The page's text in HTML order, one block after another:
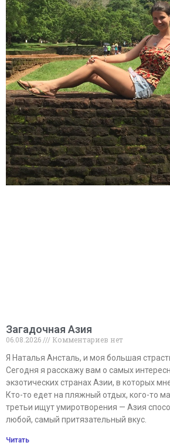
Загадочная Азия
06.08.2026
Комментариев нет
Я Наталья Ансталь, и моя большая
Сегодня я расскажу вам о самых
экзотических странах Азии, в которых
Кто-то едет на пляжный отдых, кого-то
третьи ищут умиротворения — Азия
любой, самый притязательный вкус.
Читать